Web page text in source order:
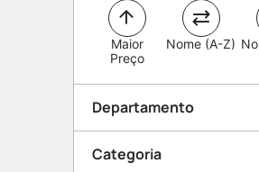
Maior
Preço
Nome (A-Z)
Departamento
Categoria